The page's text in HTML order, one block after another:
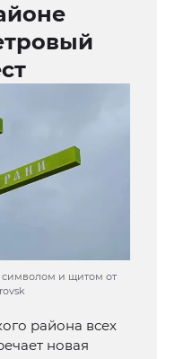
символом и щитом от
района всех
новая